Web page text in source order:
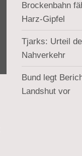
Brockenbahn
Harz-Gipfel
Tjarks: Urteil
Nahverkehr
Bund legt
Landshut vor